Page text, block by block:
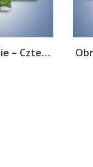
Obraz na płótnie – Czterolistna koniczyna...